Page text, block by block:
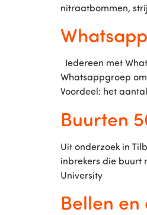
nitraatbommen,
Iedereen met
Whatsappgroep
Voordeel: het
Buurten
Uit onderzoek in
inbrekers die buurt
University
Bellen